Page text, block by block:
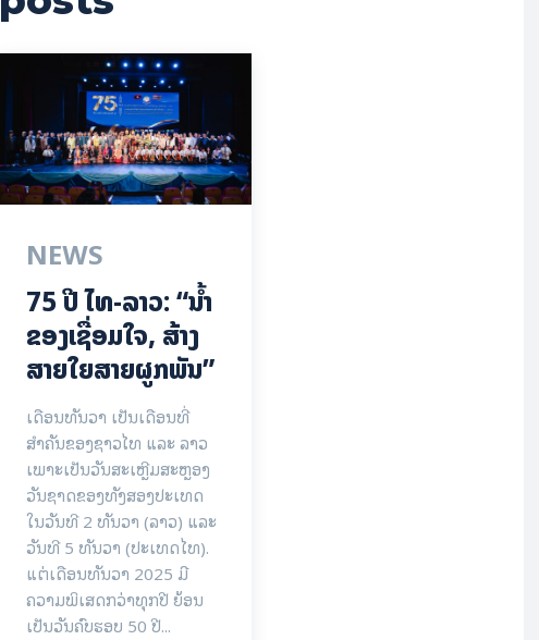
NEWS
75 ປີ ​ໄທ-ລາວ: “​ນ້ຳ​
ຂອງ​ເຊື່ອມ​​ໃຈ, ສ້າງ
ສາຍໃຍ​ສາຍຜູກພັນ”
ເດືອນທັນວາ ເປັນເດືອນທີ່
ສຳຄັນຂອງຊາວໄທ ແລະ ລາວ
ເພາະເປັນວັນສະເຫຼີມສະຫຼອງ
ວັນຊາດຂອງທັງສອງປະເທດ
ໃນວັນທີ 2 ທັນວາ (ລາວ) ແລະ
ວັນທີ 5 ທັນວາ (ປະເທດໄທ).
ແຕ່ເດືອນທັນວາ 2025 ມີ
ຄວາມພິເສດກວ່າທຸກປີ ຍ້ອນ
ເປັນວັນຄົບຮອບ 50 ປີ...